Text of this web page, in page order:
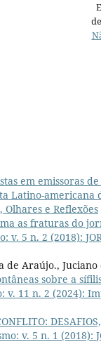
de
em emissoras
Latino-americana
e Reflexões
as fraturas do
5 n. 2 (2018):
de Araújo., Juciano
sobre a
v. 11 n. 2 (2024):
v. 5 n. 1 (2018):